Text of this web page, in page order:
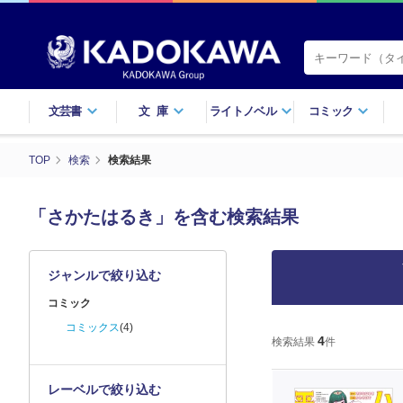
文芸書 文庫 ライトノベル コミック
TOP 検索 検索結果
「さかたはるき」を含む検索結果
検索結果 4件
ジャンルで絞り込む
コミック
コミックス(4)
レーベルで絞り込む